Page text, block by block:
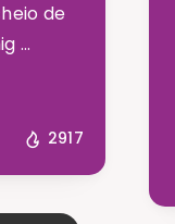
de
...
2917